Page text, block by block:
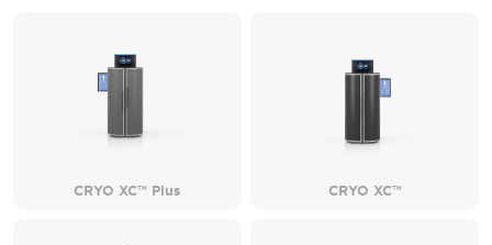
CRYO XC™ Plus CRYO XC™